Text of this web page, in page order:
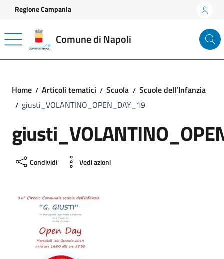
Vai ai contenuti
Vai al footer
Regione Campania
Comune di Napoli
Home Articoli tematici Scuola
Scuole dell’Infanzia
giusti_VOLANTINO_OPEN_DAY_19
Condividi Vedi azioni